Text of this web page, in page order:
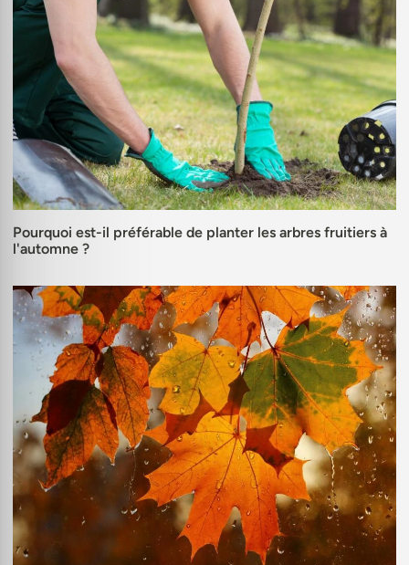
Pourquoi est-il préférable de planter les arbres fruitiers à
l'automne ?